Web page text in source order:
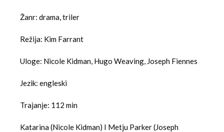
Žanr: drama, triler
Režija: Kim Farrant
Uloge: Nicole Kidman, Hugo Weaving, Joseph Fiennes
Jezik: engleski
Trajanje: 112 min
Katarina (Nicole Kidman) I Metju Parker (Joseph